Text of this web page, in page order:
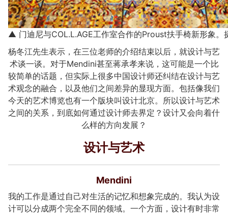
▲ 门迪尼与COL.L.AGE工作室合作的Proust扶手椅新形象。
杨冬江先生表示，在三位老师的介绍结束以后，就设计与艺
术谈一谈。对于Mendini甚至蒋承孝来说，这可能是一个比
较简单的话题，但实际上很多中国设计师还纠结在设计与艺
术观念的融合，以及他们之间差异的显现方面。包括像我们
今天的艺术博览也有一个版块叫设计北京。所以设计与艺术
之间的关系，到底如何通过设计师去界定？设计又会向着什
么样的方向发展？
设计与艺术
Mendini
我的工作是通过自己对生活的记忆和想象完成的。我认为设
计可以分成两个完全不同的领域。一个方面，设计有时非常